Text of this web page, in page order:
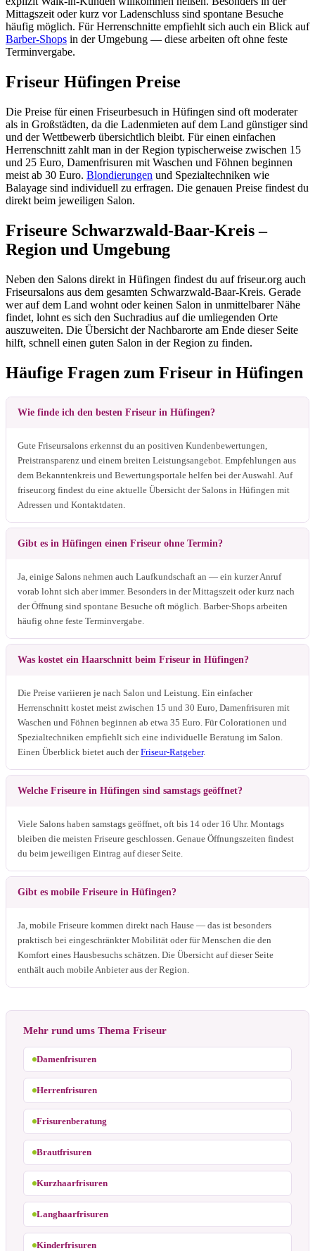
Mittagszeit oder kurz vor Ladenschluss sind spontane Besuche
häufig möglich. Für Herrenschnitte empfiehlt sich auch ein Blick auf
Barber-Shops in der Umgebung — diese arbeiten oft ohne feste
Terminvergabe.
Friseur Hüfingen Preise
Die Preise für einen Friseurbesuch in Hüfingen sind oft moderater
als in Großstädten, da die Ladenmieten auf dem Land günstiger sind
und der Wettbewerb übersichtlich bleibt. Für einen einfachen
Herrenschnitt zahlt man in der Region typischerweise zwischen 15
und 25 Euro, Damenfrisuren mit Waschen und Föhnen beginnen
meist ab 30 Euro. Blondierungen und Spezialtechniken wie
Balayage sind individuell zu erfragen. Die genauen Preise findest du
direkt beim jeweiligen Salon.
Friseure Schwarzwald-Baar-Kreis –
Region und Umgebung
Neben den Salons direkt in Hüfingen findest du auf friseur.org auch
Friseursalons aus dem gesamten Schwarzwald-Baar-Kreis. Gerade
wer auf dem Land wohnt oder keinen Salon in unmittelbarer Nähe
findet, lohnt es sich den Suchradius auf die umliegenden Orte
auszuweiten. Die Übersicht der Nachbarorte am Ende dieser Seite
hilft, schnell einen guten Salon in der Region zu finden.
Häufige Fragen zum Friseur in Hüfingen
Wie finde ich den besten Friseur in Hüfingen?
Gute Friseursalons erkennst du an positiven Kundenbewertungen,
Preistransparenz und einem breiten Leistungsangebot. Empfehlungen aus
dem Bekanntenkreis und Bewertungsportale helfen bei der Auswahl. Auf
friseur.org findest du eine aktuelle Übersicht der Salons in Hüfingen mit
Adressen und Kontaktdaten.
Gibt es in Hüfingen einen Friseur ohne Termin?
Ja, einige Salons nehmen auch Laufkundschaft an — ein kurzer Anruf
vorab lohnt sich aber immer. Besonders in der Mittagszeit oder kurz nach
der Öffnung sind spontane Besuche oft möglich. Barber-Shops arbeiten
häufig ohne feste Terminvergabe.
Was kostet ein Haarschnitt beim Friseur in Hüfingen?
Die Preise variieren je nach Salon und Leistung. Ein einfacher
Herrenschnitt kostet meist zwischen 15 und 30 Euro, Damenfrisuren mit
Waschen und Föhnen beginnen ab etwa 35 Euro. Für Colorationen und
Spezialtechniken empfiehlt sich eine individuelle Beratung im Salon.
Einen Überblick bietet auch derFriseur-Ratgeber.
Welche Friseure in Hüfingen sind samstags geöffnet?
Viele Salons haben samstags geöffnet, oft bis 14 oder 16 Uhr. Montags
bleiben die meisten Friseure geschlossen. Genaue Öffnungszeiten findest
du beim jeweiligen Eintrag auf dieser Seite.
Gibt es mobile Friseure in Hüfingen?
Ja, mobile Friseure kommen direkt nach Hause — das ist besonders
praktisch bei eingeschränkter Mobilität oder für Menschen die den
Komfort eines Hausbesuchs schätzen. Die Übersicht auf dieser Seite
enthält auch mobile Anbieter aus der Region.
Mehr rund ums Thema Friseur
Damenfrisuren
Herrenfrisuren
Frisurenberatung
Brautfrisuren
Kurzhaarfrisuren
Langhaarfrisuren
Kinderfrisuren